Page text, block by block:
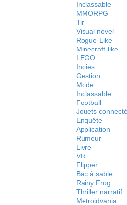
Inclassable
MMORPG
Tir
Visual novel
Rogue-Like
Minecraft-like
LEGO
Indies
Gestion
Mode
Inclassable
Football
Jouets
Enquête
Application
Rumeur
Livre
VR
Flipper
Bac à sable
Rainy Frog
Thriller narratif
Metroidvania